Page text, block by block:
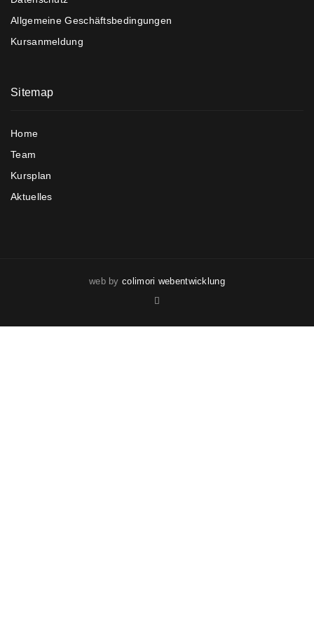
Allgemeine Geschäftsbedingungen
Kursanmeldung
Sitemap
Home
Team
Kursplan
Aktuelles
web bycolimori webentwicklung